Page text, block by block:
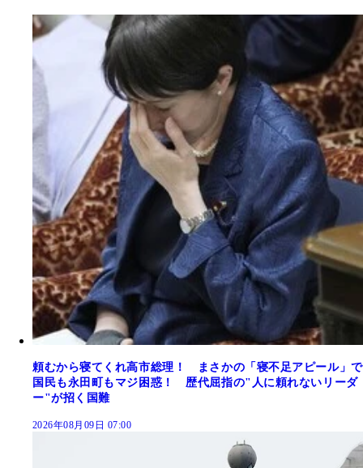
頼むから寝てくれ高市総理！ まさかの「寝不足アピール」で
国民も永田町もマジ困惑！ 歴代屈指の"人に頼れないリーダ
ー"が招く国難
2026年08月09日 07:00